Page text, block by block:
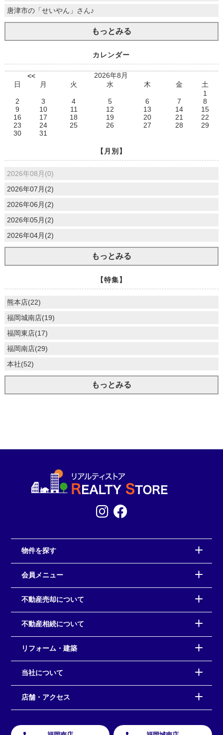
唐津市の「せいやん」さん♪
もっとみる
カレンダー
<<
2026年8月
日
月 火 水 木 金
土
1
2
3 4 5 6 7
8
9
10 11 12 13 14
15
16
17 18 19 20 21
22
23
24 25 26 27 28
29
30
31
【月別】
2026年08月(0)
2026年07月(2)
2026年06月(2)
2026年05月(2)
2026年04月(2)
もっとみる
【特集】
熊本店(22)
福岡城南店(19)
福岡東店(17)
福岡南店(29)
本社(52)
もっとみる
物件を探す
会員メニュー
不動産売却について
不動産相続について
リフォーム・建築
当社について
店舗・アクセス